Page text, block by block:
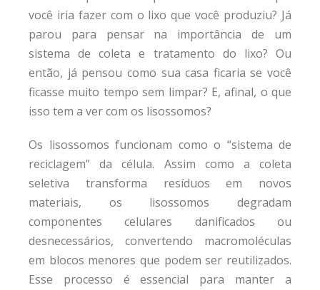
você iria fazer com o lixo que você produziu? Já
parou para pensar na importância de um
sistema de coleta e tratamento do lixo? Ou
então, já pensou como sua casa ficaria se você
ficasse muito tempo sem limpar? E, afinal, o que
isso tem a ver com os lisossomos?
Os lisossomos funcionam como o “sistema de
reciclagem” da célula. Assim como a coleta
seletiva transforma resíduos em novos
materiais, os lisossomos degradam
componentes celulares danificados ou
desnecessários, convertendo macromoléculas
em blocos menores que podem ser reutilizados.
Esse processo é essencial para manter a